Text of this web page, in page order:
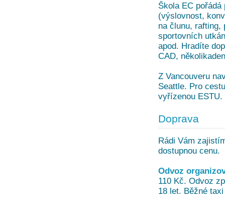
Škola EC
(výslovnost,
na člunu,
sportovních
apod. Hradíte
CAD,
Z Vancouveru
Seattle. Pro
vyřízenou ESTU.
Doprava
Rádi Vám
dostupnou cenu.
Odvoz
110 Kč. Odvoz
18 let. Běžné